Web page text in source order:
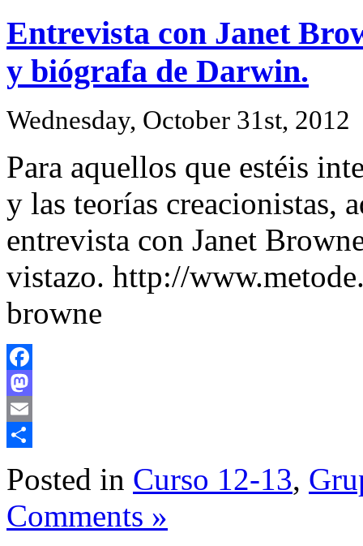
Entrevista con Janet
y biógrafa de Darwin.
Wednesday, October 31st, 2012
Para aquellos que estéis
y las teorías creacionistas,
entrevista con Janet
vistazo. http://
browne
Facebook
Mastodon
Email
Posted in Curso 12-13,
Comments »